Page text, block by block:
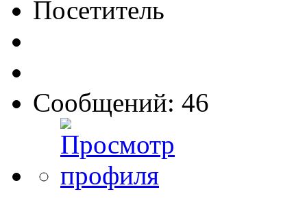
Посетитель
Сообщений: 46